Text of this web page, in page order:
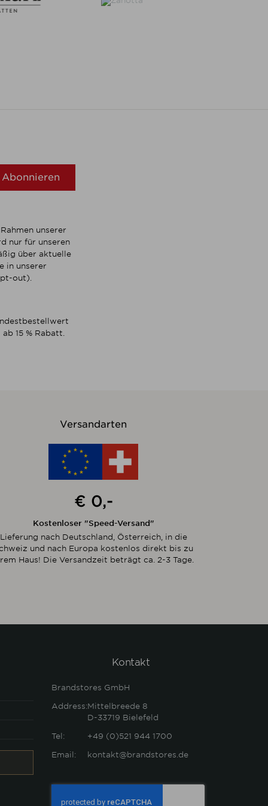
Abonnieren
unserer
nur für unseren
über aktuelle
in unserer
out).
15 % Rabatt.
Versandarten
€ 0,-
Kostenloser "Speed-Versand"
Lieferung nach Deutschland, Österreich, in die
und nach Europa kostenlos direkt bis zu
Haus! Die Versandzeit beträgt ca. 2-3 Tage.
Kontakt
Brandstores GmbH
Address:Mittelbreede 8
D-33719 Bielefeld
Tel: +49 (0)521 944 1700
Email: kontakt@brandstores.de